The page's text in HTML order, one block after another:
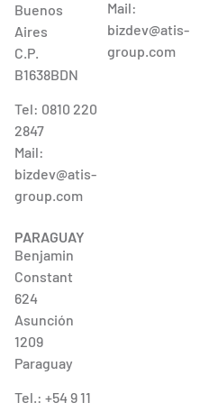
Buenos
Aires
C.P.
B1638BDN
Tel: 0810 220
2847
Mail:
bizdev@atis-
group.com
PARAGUAY
Benjamin
Constant
624
Asunción
1209
Paraguay
Tel.: +54 9 11
Mail:
bizdev@atis-
group.com